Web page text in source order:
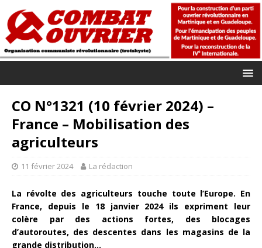
CO N°1321 (10 février 2024) –
France – Mobilisation des
agriculteurs
11 février 2024 La rédaction
La révolte des agriculteurs touche toute l’Europe. En
France, depuis le 18 janvier 2024 ils expriment leur
colère par des actions fortes, des blocages
d’autoroutes, des descentes dans les magasins de la
grande distribution…